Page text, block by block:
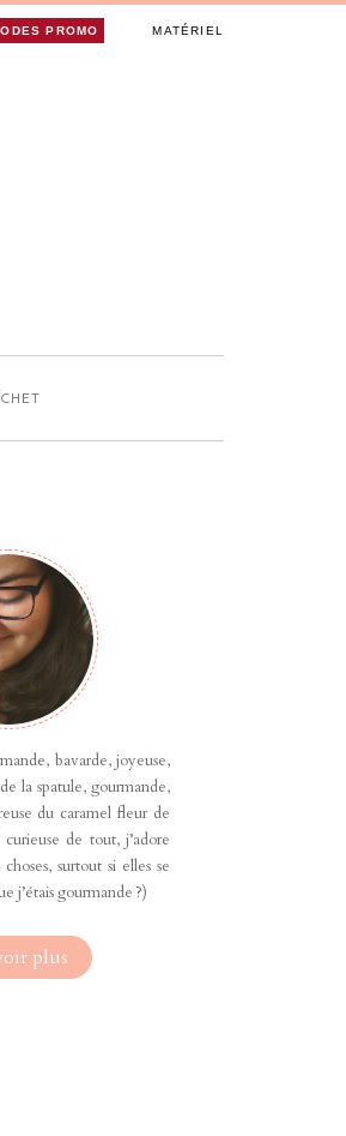
PROMO MATÉRIEL
bavarde, joyeuse,
la spatule, gourmande,
du caramel fleur de
de tout, j’adore
surtout si elles se
j’étais gourmande ?)
plus